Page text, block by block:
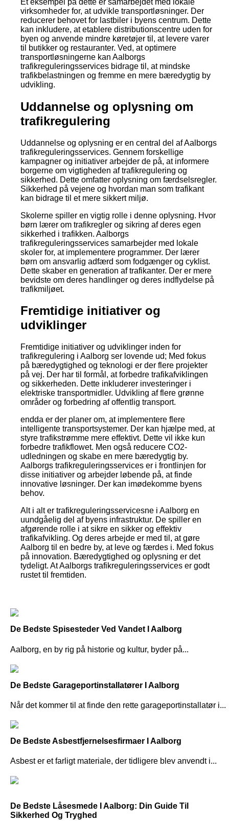
virksomheder for, at udvikle transportløsninger. Der
reducerer behovet for lastbiler i byens centrum. Dette
kan inkludere, at etablere distributionscentre uden for
byen og anvende mindre køretøjer til, at levere varer
til butikker og restauranter. Ved, at optimere
transportløsningerne kan Aalborgs
trafikreguleringsservices bidrage til, at mindske
trafikbelastningen og fremme en mere bæredygtig by
udvikling.
Uddannelse og oplysning om
trafikregulering
Uddannelse og oplysning er en central del af Aalborgs
trafikreguleringsservices. Gennem forskellige
kampagner og initiativer arbejder de på, at informere
borgerne om vigtigheden af trafikregulering og
sikkerhed. Dette omfatter oplysning om færdselsregler.
Sikkerhed på vejene og hvordan man som trafikant
kan bidrage til et mere sikkert miljø.
Skolerne spiller en vigtig rolle i denne oplysning. Hvor
børn lærer om trafikregler og sikring af deres egen
sikkerhed i trafikken. Aalborgs
trafikreguleringsservices samarbejder med lokale
skoler for, at implementere programmer. Der lærer
børn om ansvarlig adfærd som fodgænger og cyklist.
Dette skaber en generation af trafikanter. Der er mere
bevidste om deres handlinger og deres indflydelse på
trafikmiljøet.
Fremtidige initiativer og
udviklinger
Fremtidige initiativer og udviklinger inden for
trafikregulering i Aalborg ser lovende ud; Med fokus
på bæredygtighed og teknologi er der flere projekter
på vej. Der har til formål, at forbedre trafikafviklingen
og sikkerheden. Dette inkluderer investeringer i
elektriske transportmidler. Udvikling af flere grønne
områder og forbedring af offentlig transport.
endda er der planer om, at implementere flere
intelligente transportsystemer. Der kan hjælpe med, at
styre trafikstrømme mere effektivt. Dette vil ikke kun
forbedre trafikflowet. Men også reducere CO2-
udledningen og skabe en mere bæredygtig by.
Aalborgs trafikreguleringsservices er i frontlinjen for
disse initiativer og arbejder løbende på, at finde
innovative løsninger. Der kan imødekomme byens
behov.
Alt i alt er trafikreguleringsservicesne i Aalborg en
uundgåelig del af byens infrastruktur. De spiller en
afgørende rolle i at sikre en sikker og effektiv
trafikafvikling. Og deres arbejde er med til, at gøre
Aalborg til en bedre by, at leve og færdes i. Med fokus
på innovation. Bæredygtighed og oplysning er det
tydeligt. At Aalborgs trafikreguleringsservices er godt
rustet til fremtiden.
De Bedste Spisesteder Ved Vandet I Aalborg
Aalborg, en by rig på historie og kultur, byder på...
De Bedste Garageportinstallatører I Aalborg
Når det kommer til at finde den rette garageportinstallatør i...
De Bedste Asbestfjernelsesfirmaer I Aalborg
Asbest er et farligt materiale, der tidligere blev anvendt i...
De Bedste Låsesmede I Aalborg: Din Guide Til
Sikkerhed Og Tryghed